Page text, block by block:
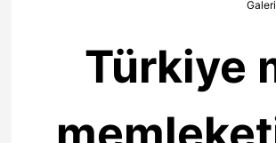
Galeri
Türkiye